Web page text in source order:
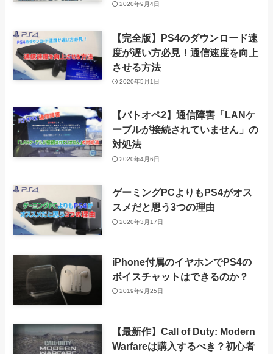
2020年9月4日
【完全版】PS4のダウンロード速
度が遅い方必見！通信速度を向上
させる方法
2020年5月1日
【バトオペ2】通信障害「LANケ
ーブルが接続されていません」の
対処法
2020年4月6日
ゲーミングPCよりもPS4がオス
スメだと思う3つの理由
2020年3月17日
iPhone付属のイヤホンでPS4の
ボイスチャットはできるのか？
2019年9月25日
【最新作】Call of Duty: Modern
Warfareは購入するべき？初心者